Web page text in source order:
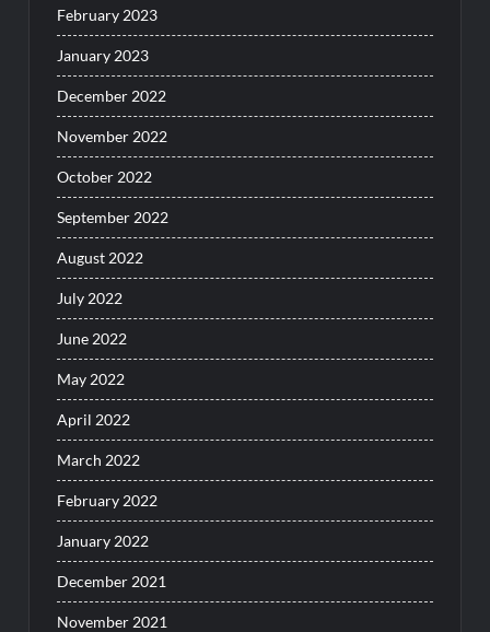
February 2023
January 2023
December 2022
November 2022
October 2022
September 2022
August 2022
July 2022
June 2022
May 2022
April 2022
March 2022
February 2022
January 2022
December 2021
November 2021